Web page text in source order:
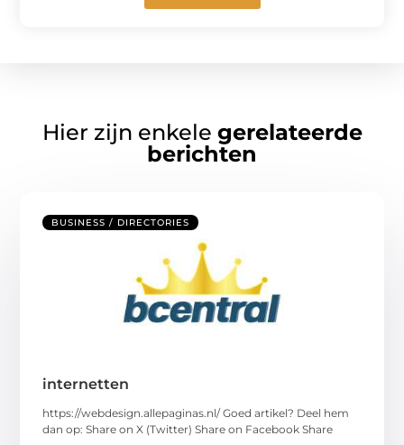
Hier zijn enkele gerelateerde
berichten
BUSINESS / DIRECTORIES
internetten
https://webdesign.allepaginas.nl/ Goed artikel? Deel hem
dan op: Share on X (Twitter) Share on Facebook Share